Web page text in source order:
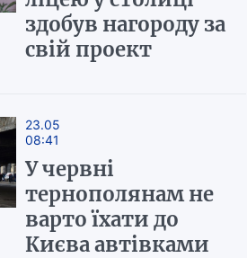
здобув нагороду за
свій проект
23.05
08:41
У червні
тернополянам не
варто їхати до
Києва автівками